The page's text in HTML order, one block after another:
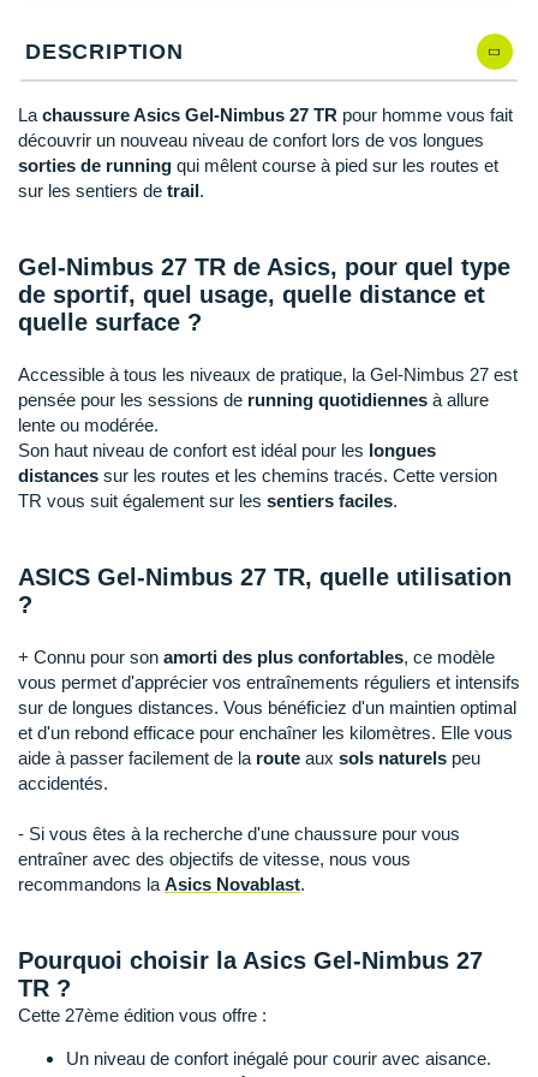
48 En rupture
DESCRIPTION
La chaussure Asics Gel-Nimbus 27 TR pour homme vous fait
découvrir un nouveau niveau de confort lors de vos longues
sorties de running qui mêlent course à pied sur les routes et
sur les sentiers de trail.
Gel-Nimbus 27 TR de Asics, pour quel type
de sportif, quel usage, quelle distance et
quelle surface ?
Accessible à tous les niveaux de pratique, la Gel-Nimbus 27 est
pensée pour les sessions de running quotidiennes à allure
lente ou modérée.
Son haut niveau de confort est idéal pour les longues
distances sur les routes et les chemins tracés. Cette version
TR vous suit également sur les sentiers faciles.
ASICS Gel-Nimbus 27 TR, quelle utilisation
?
+ Connu pour son amorti des plus confortables, ce modèle
vous permet d'apprécier vos entraînements réguliers et intensifs
sur de longues distances. Vous bénéficiez d'un maintien optimal
et d'un rebond efficace pour enchaîner les kilomètres. Elle vous
aide à passer facilement de la route aux sols naturels peu
accidentés.
- Si vous êtes à la recherche d'une chaussure pour vous
entraîner avec des objectifs de vitesse, nous vous
recommandons la Asics Novablast.
Pourquoi choisir la Asics Gel-Nimbus 27
TR ?
Cette 27ème édition vous offre :
Un niveau de confort inégalé pour courir avec aisance.
DÉSTOCKAGE
+ Voir tous lesaccessoires
Nike
Odlo
On-Running
OVERSTIMS
Petzl
Polar
Puma
Reebok
Saucony
Saxx
Scarpa
Scott
Shokz
Smoon